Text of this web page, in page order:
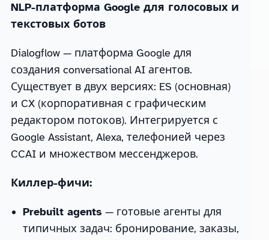
NLP-платформа Google для голосовых и
текстовых ботов
Dialogflow — платформа Google для
создания conversational AI агентов.
Существует в двух версиях: ES (основная)
и CX (корпоративная с графическим
редактором потоков). Интегрируется с
Google Assistant, Alexa, телефонией через
CCAI и множеством мессенджеров.
Киллер-фичи:
Prebuilt agents — готовые агенты для
типичных задач: бронирование, заказы,